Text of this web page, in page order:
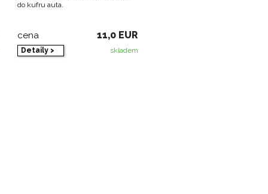
do kufru auta.
cena 11,0 EUR
Detaily > skladem